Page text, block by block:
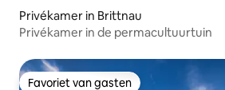
Privékamer in Brittnau
Privékamer in de permacultuurtuin
Favoriet van gasten